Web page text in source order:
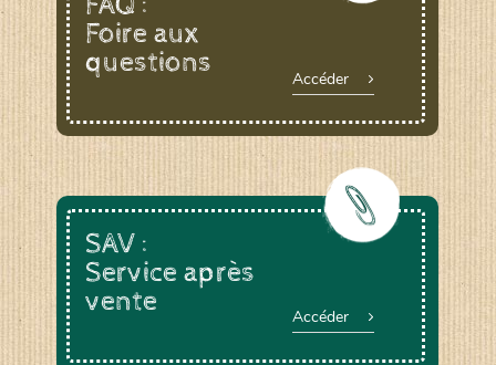
Le YOGA ou le BAIN DE GONG, animée par
Un ATELIER PRATIQUE ET THEORIQUE
autour du jardinage, biodynamie, la graine…
La RANDONNEE PEDESTRE pour profiter des
chemins bucoliques des environs
Et d’autres activités diverses : cuisine,
vannerie, inventaires sur notre domaine avec
un expert de la LPO, géobiologie…
Foire aux
questions
Accéder
SAV :
Service après
vente
Accéder